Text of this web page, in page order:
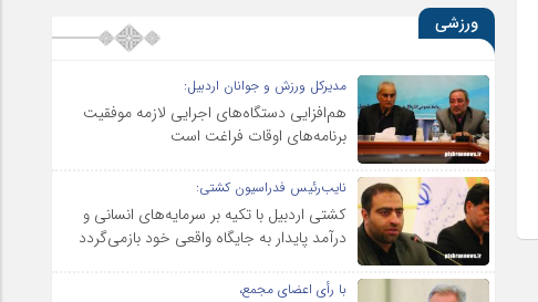
ورزشی
مدیرکل ورزش و جوانان اردبیل:
هم‌افزایی دستگاه‌های اجرایی لازمه موفقیت
برنامه‌های اوقات فراغت است
نایب‌رئیس فدراسیون کشتی:
کشتی اردبیل با تکیه بر سرمایه‌های انسانی و
درآمد پایدار به جایگاه واقعی خود بازمی‌گردد
با رأی اعضای مجمع،